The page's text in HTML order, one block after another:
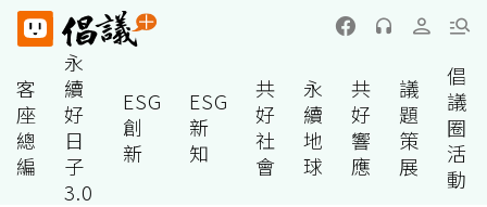
客
座
總
編
永
續
好
日
子
3.0
ESG
創
新
ESG
新
知
共
好
社
會
永
續
地
球
共
好
響
應
議
題
策
展
倡
議
圈
活
動